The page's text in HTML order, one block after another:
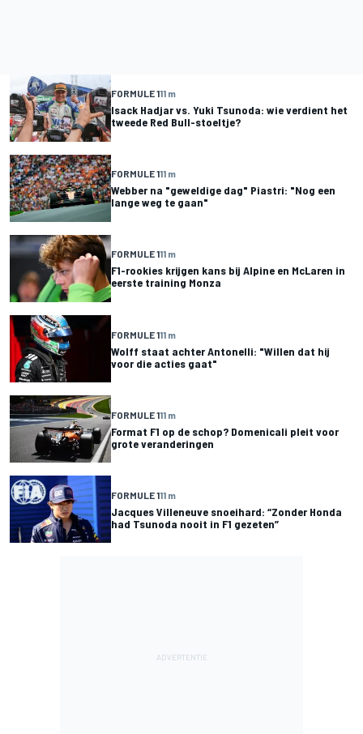
FORMULE 111 m
Isack Hadjar vs. Yuki Tsunoda: wie verdient het
tweede Red Bull-stoeltje?
FORMULE 111 m
Webber na "geweldige dag" Piastri: "Nog een
lange weg te gaan"
FORMULE 111 m
F1-rookies krijgen kans bij Alpine en McLaren in
eerste training Monza
FORMULE 111 m
Wolff staat achter Antonelli: "Willen dat hij
voor die acties gaat"
FORMULE 111 m
Format F1 op de schop? Domenicali pleit voor
grote veranderingen
FORMULE 111 m
Jacques Villeneuve snoeihard: “Zonder Honda
had Tsunoda nooit in F1 gezeten”